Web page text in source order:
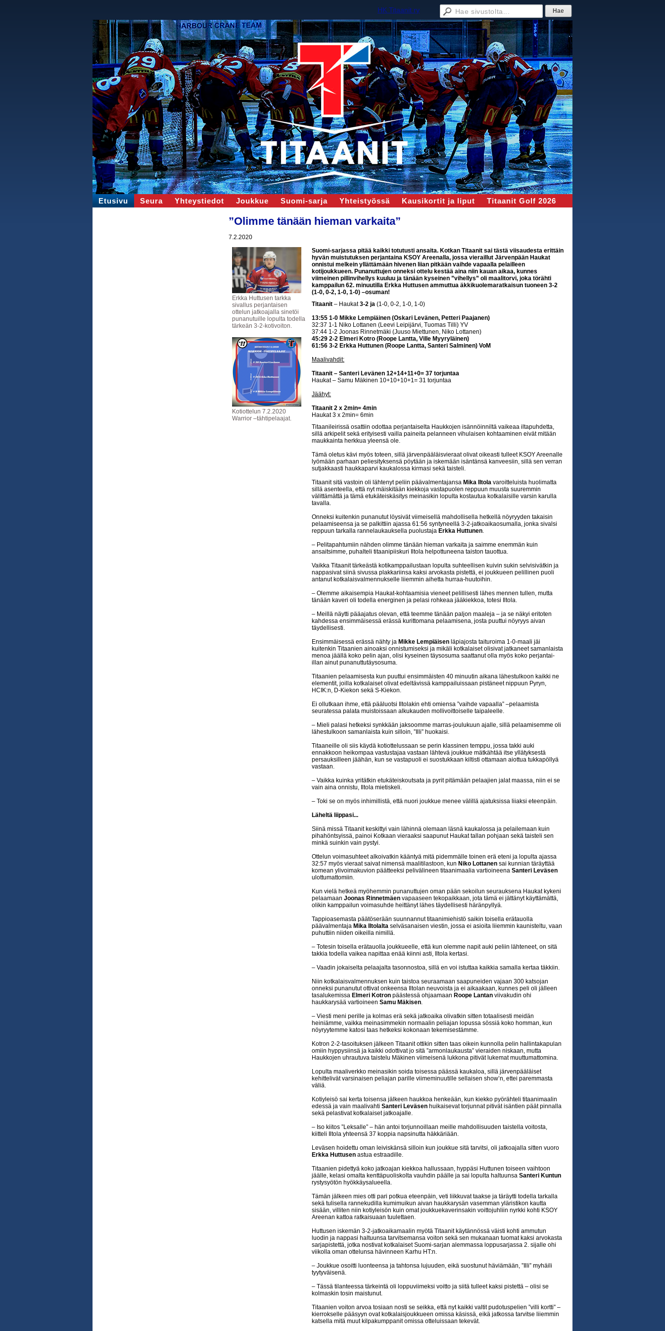
HK Titaanit ry
Etusivu Seura Yhteystiedot Joukkue Suomi-sarja Yhteistyössä Kausikortit ja liput Titaanit Golf 2026
”Olimme tänään hieman varkaita”
7.2.2020
Erkka Huttusen tarkka
sivallus perjantaisen
ottelun jatkoajalla sinetöi
punanutuille lopulta todella
tärkeän 3-2-kotivoiton.
Kotiottelun 7.2.2020
Warrior –tähtipelaajat.
Suomi-sarjassa pitää kaikki totutusti ansaita. Kotkan Titaanit sai tästä viisaudesta erittäin
hyvän muistutuksen perjantaina KSOY Areenalla, jossa vieraillut Järvenpään Haukat
onnistui melkein yllättämään hivenen liian pitkään vaihde vapaalla pelailleen
kotijoukkueen. Punanuttujen onneksi ottelu kestää aina niin kauan aikaa, kunnes
viimeinen pillinvihellys kuuluu ja tänään kyseinen ”vihellys” oli maalitorvi, joka törähti
kamppailun 62. minuutilla Erkka Huttusen ammuttua äkkikuolemaratkaisun tuoneen 3-2
(1-0, 0-2, 1-0, 1-0) –osuman!
Titaanit – Haukat3-2 ja (1-0, 0-2, 1-0, 1-0)
13:55 1-0 Mikke Lempiäinen (Oskari Levänen, Petteri Paajanen)
32:37 1-1 Niko Lottanen (Leevi Leipijärvi, Tuomas Tilli) YV
37:44 1-2 Joonas Rinnetmäki (Juuso Miettunen, Niko Lottanen)
45:29 2-2 Elmeri Kotro (Roope Lantta, Ville Myyryläinen)
61:56 3-2 Erkka Huttunen (Roope Lantta, Santeri Salminen) VoM
Maalivahdit:
Titaanit – Santeri Levänen 12+14+11+0= 37 torjuntaa
Haukat – Samu Mäkinen 10+10+10+1= 31 torjuntaa
Jäähyt:
Titaanit 2 x 2min= 4min
Haukat 3 x 2min= 6min
Titaanileirissä osattiin odottaa perjantaiselta Haukkojen isännöinniltä vaikeaa iltapuhdetta,
sillä arkipelit sekä erityisesti vailla paineita pelanneen vihulaisen kohtaaminen eivät mitään
maukkainta herkkua yleensä ole.
Tämä oletus kävi myös toteen, sillä järvenpääläisvieraat olivat oikeasti tulleet KSOY Areenalle
lyömään parhaan peliesityksensä pöytään ja iskemään isäntänsä kanveesiin, sillä sen verran
sutjakkaasti haukkaparvi kaukalossa kirmasi sekä taisteli.
Titaanit sitä vastoin oli lähtenyt peliin päävalmentajansa Mika Iltola varoitteluista huolimatta
sillä asenteella, että nyt mäiskitään kiekkoja vastapuolen reppuun muusta suuremmin
välittämättä ja tämä etukäteiskäsitys meinasikin lopulta kostautua kotkalaisille varsin karulla
tavalla.
Onneksi kuitenkin punanutut löysivät viimeisellä mahdollisella hetkellä nöyryyden takaisin
pelaamiseensa ja se palkittiin ajassa 61:56 syntyneellä 3-2-jatkoaikaosumalla, jonka sivalsi
reppuun tarkalla rannelaukauksella puolustaja Erkka Huttunen.
– Pelitapahtumiin nähden olimme tänään hieman varkaita ja saimme enemmän kuin
ansaitsimme, puhalteli titaanipiiskuri Iltola helpottuneena taiston tauottua.
Vaikka Titaanit tärkeästä kotikamppailustaan lopulta suhteellisen kuivin sukin selvisivätkin ja
nappasivat siinä sivussa plakkariinsa kaksi arvokasta pistettä, ei joukkueen pelillinen puoli
antanut kotkalaisvalmennukselle liiemmin aihetta hurraa-huutoihin.
– Olemme aikaisempia Haukat-kohtaamisia vieneet pelillisesti lähes mennen tullen, mutta
tänään kaveri oli todella energinen ja pelasi rohkeaa jääkiekkoa, totesi Iltola.
– Meillä näytti pääajatus olevan, että teemme tänään paljon maaleja – ja se näkyi eritoten
kahdessa ensimmäisessä erässä kurittomana pelaamisena, josta puuttui nöyryys aivan
täydellisesti.
Ensimmäisessä erässä nähty ja Mikke Lempiäisen läpiajosta taituroima 1-0-maali jäi
kuitenkin Titaanien ainoaksi onnistumiseksi ja mikäli kotkalaiset olisivat jatkaneet samanlaista
menoa jäällä koko pelin ajan, olisi kyseinen täysosuma saattanut olla myös koko perjantai-
illan ainut punanuttutäysosuma.
Titaanien pelaamisesta kun puuttui ensimmäisten 40 minuutin aikana lähestulkoon kaikki ne
elementit, joilla kotkalaiset olivat edeltävissä kamppailuissaan pistäneet nippuun Pyryn,
HCIK:n, D-Kiekon sekä S-Kiekon.
Ei ollutkaan ihme, että pääluotsi Iltolakin ehti omiensa ”vaihde vapaalla” –pelaamista
seuratessa palata muistoissaan alkukauden mollivoittoiselle taipaleelle.
– Mieli palasi hetkeksi synkkään jaksoomme marras-joulukuun ajalle, sillä pelaamisemme oli
lähestulkoon samanlaista kuin silloin, ”Illi” huokaisi.
Titaaneille oli siis käydä kotiottelussaan se perin klassinen temppu, jossa takki auki
ennakkoon heikompaa vastustajaa vastaan lähtevä joukkue mätkähtää itse yllätyksestä
persauksilleen jäähän, kun se vastapuoli ei suostukkaan kiltisti ottamaan aiottua tukkapöllyä
vastaan.
– Vaikka kuinka yritätkin etukäteiskoutsata ja pyrit pitämään pelaajien jalat maassa, niin ei se
vain aina onnistu, Iltola mietiskeli.
– Toki se on myös inhimillistä, että nuori joukkue menee välillä ajatuksissa liiaksi eteenpäin.
Läheltä liippasi...
Siinä missä Titaanit keskittyi vain lähinnä olemaan läsnä kaukalossa ja pelailemaan kuin
pihahöntsyissä, painoi Kotkaan vieraaksi saapunut Haukat tallan pohjaan sekä taisteli sen
minkä suinkin vain pystyi.
Ottelun voimasuhteet alkoivatkin kääntyä mitä pidemmälle toinen erä eteni ja lopulta ajassa
32:57 myös vieraat saivat nimensä maalitilastoon, kun Niko Lottanen sai kunnian täräyttää
komean ylivoimakuvion päätteeksi pelivälineen titaanimaalia vartioineena Santeri Leväsen
ulottumattomiin.
Kun vielä hetkeä myöhemmin punanuttujen oman pään sekoilun seurauksena Haukat kykeni
pelaamaan Joonas Rinnetmäen vapaaseen tekopaikkaan, jota tämä ei jättänyt käyttämättä,
olikin kamppailun voimasuhde heittänyt lähes täydellisesti häränpyllyä.
Tappioasemasta päätöserään suunnannut titaanimiehistö saikin toisella erätauolla
päävalmentaja Mika Iltolalta selväsanaisen viestin, jossa ei asioita liiemmin kaunisteltu, vaan
puhuttiin niiden oikeilla nimillä.
– Totesin toisella erätauolla joukkueelle, että kun olemme napit auki peliin lähteneet, on sitä
takkia todella vaikea napittaa enää kiinni asti, Iltola kertasi.
– Vaadin jokaiselta pelaajalta tasonnostoa, sillä en voi istuttaa kaikkia samalla kertaa täkkiin.
Niin kotkalaisvalmennuksen kuin taistoa seuraamaan saapuneiden vajaan 300 katsojan
onneksi punanutut ottivat onkeensa Iltolan neuvoista ja ei aikaakaan, kunnes peli oli jälleen
tasalukemissa Elmeri Kotron päästessä ohjaamaan Roope Lantan viivakudin ohi
haukkarysää vartioineen Samu Mäkisen.
– Viesti meni perille ja kolmas erä sekä jatkoaika olivatkin sitten totaalisesti meidän
heiniämme, vaikka meinasimmekin normaalin peliajan lopussa sössiä koko homman, kun
nöyryytemme katosi taas hetkeksi kokonaan tekemisestämme.
Kotron 2-2-tasoituksen jälkeen Titaanit ottikin sitten taas oikein kunnolla pelin hallintakapulan
omiin hyppysiinsä ja kaikki odottivat jo sitä ”armonlaukausta” vieraiden niskaan, mutta
Haukkojen uhrautuva taistelu Mäkinen viimeisenä lukkona pitivät lukemat muuttumattomina.
Lopulta maaliverkko meinasikin soida toisessa päässä kaukaloa, sillä järvenpääläiset
kehittelivät varsinaisen peliajan parille viimeminuutille sellaisen show’n, ettei paremmasta
väliä.
Kotiyleisö sai kerta toisensa jälkeen haukkoa henkeään, kun kiekko pyörähteli titaanimaalin
edessä ja vain maalivahti Santeri Leväsen huikaisevat torjunnat pitivät isäntien päät pinnalla
sekä pelastivat kotkalaiset jatkoajalle.
– Iso kiitos ”Leksalle” – hän antoi torjunnoillaan meille mahdollisuuden taistella voitosta,
kiitteli Iltola yhteensä 37 koppia napsinutta häkkäriään.
Leväsen hoidettu oman leiviskänsä silloin kun joukkue sitä tarvitsi, oli jatkoajalla sitten vuoro
Erkka Huttusen astua estraadille.
Titaanien pidettyä koko jatkoajan kiekkoa hallussaan, hyppäsi Huttunen toiseen vaihtoon
jäälle, kelasi omalta kenttäpuoliskolta vauhdin päälle ja sai lopulta haltuunsa Santeri Kuntun
rystysyötön hyökkäysalueella.
Tämän jälkeen mies otti pari potkua eteenpäin, veti liikkuvat taakse ja täräytti todella tarkalla
sekä tulisella rannekudilla kumimuikun aivan haukkarysän vasemman yläristikon kautta
sisään, villiten niin kotiyleisön kuin omat joukkuekaverinsakin voittojuhliin nyrkki kohti KSOY
Areenan kattoa ratkaisuaan tuulettaen.
Huttusen iskemän 3-2-jatkoaikamaalin myötä Titaanit käytännössä väisti kohti ammutun
luodin ja nappasi haltuunsa tarvitsemansa voiton sekä sen mukanaan tuomat kaksi arvokasta
sarjapistettä, jotka nostivat kotkalaiset Suomi-sarjan alemmassa loppusarjassa 2. sijalle ohi
viikolla oman ottelunsa hävinneen Karhu HT:n.
– Joukkue osoitti luonteensa ja tahtonsa lujuuden, eikä suostunut häviämään, ”Illi” myhäili
tyytyväisenä.
– Tässä tilanteessa tärkeintä oli loppuviimeksi voitto ja siitä tulleet kaksi pistettä – olisi se
kolmaskin tosin maistunut.
Titaanien voiton arvoa tosiaan nosti se seikka, että nyt kaikki valtit pudotuspelien ”villi kortti” –
kierrokselle pääsyyn ovat kotkalaisjoukkueen omissa käsissä, eikä jatkossa tarvitse liiemmin
katsella mitä muut kilpakumppanit omissa otteluissaan tekevät.